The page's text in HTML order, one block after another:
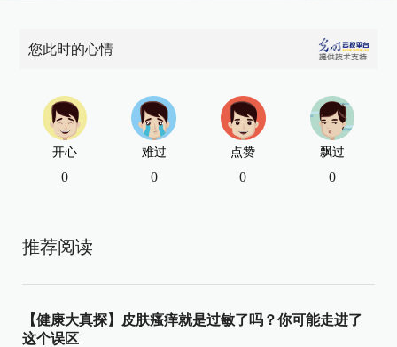
您此时的心情
开心
0
难过
0
点赞
0
飘过
0
推荐阅读
【健康大真探】皮肤瘙痒就是过敏了吗？你可能走进了
这个误区